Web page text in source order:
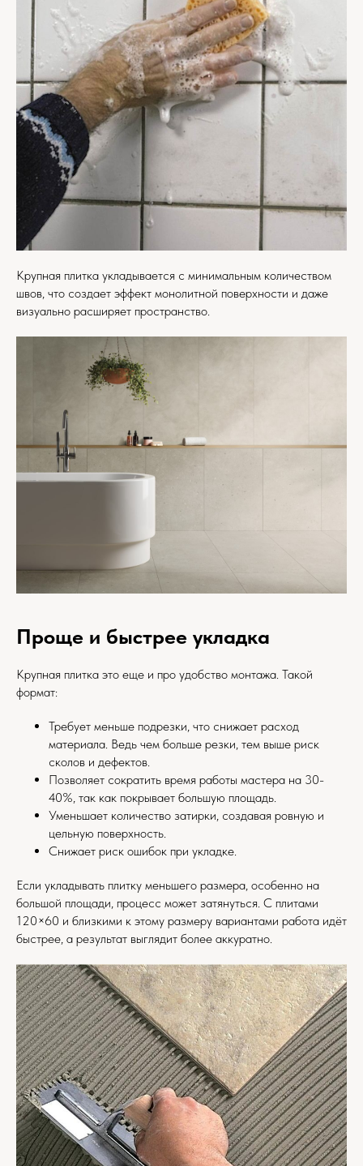
Крупная плитка укладывается с минимальным количеством
швов, что создает эффект монолитной поверхности и даже
визуально расширяет пространство.
Проще и быстрее укладка
Крупная плитка это еще и про удобство монтажа. Такой
формат:
Требует меньше подрезки, что снижает расход
материала. Ведь чем больше резки, тем выше риск
сколов и дефектов.
Позволяет сократить время работы мастера на 30-
40%, так как покрывает большую площадь.
Уменьшает количество затирки, создавая ровную и
цельную поверхность.
Снижает риск ошибок при укладке.
Если укладывать плитку меньшего размера, особенно на
большой площади, процесс может затянуться. С плитами
120×60 и близкими к этому размеру вариантами работа идёт
быстрее, а результат выглядит более аккуратно.